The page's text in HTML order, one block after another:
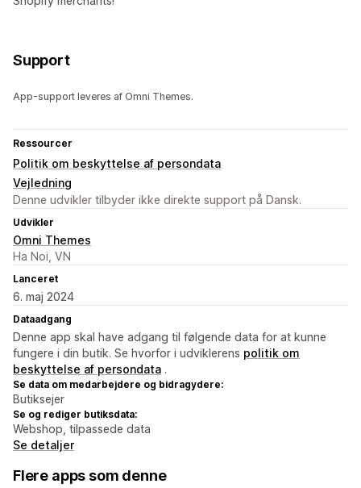
Support
App-support leveres af Omni Themes.
Ressourcer
Politik om beskyttelse af persondata
Vejledning
Denne udvikler tilbyder ikke direkte support på Dansk.
Udvikler
Omni Themes
Ha Noi, VN
Lanceret
6. maj 2024
Dataadgang
Denne app skal have adgang til følgende data for at kunne
fungere i din butik. Se hvorfor i udviklerens politik om
beskyttelse af persondata .
Se data om medarbejdere og bidragydere:
Butiksejer
Se og rediger butiksdata:
Webshop, tilpassede data
Se detaljer
Flere apps som denne